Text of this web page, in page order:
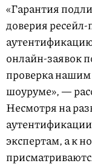
«Гарантия
доверия
онлайн-заявок
проверка
шоуруме», —
Несмотря на
экспертам, а к